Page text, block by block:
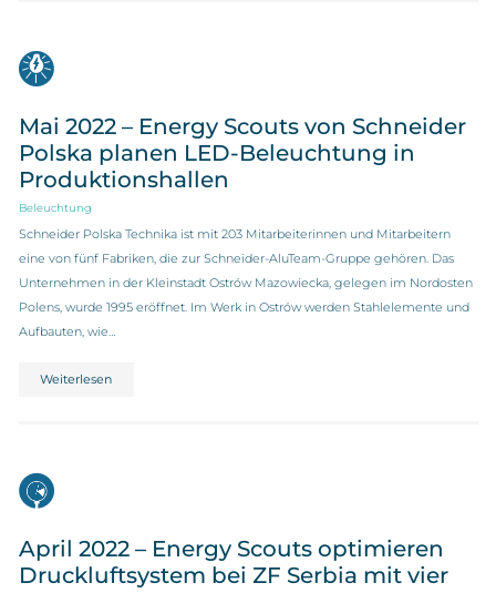
Mai 2022 – Energy Scouts von Schneider
Polska planen LED-Beleuchtung in
Produktionshallen
Beleuchtung
Schneider Polska Technika ist mit 203 Mitarbeiterinnen und Mitarbeitern
eine von fünf Fabriken, die zur Schneider-AluTeam-Gruppe gehören. Das
Unternehmen in der Kleinstadt Ostrów Mazowiecka, gelegen im Nordosten
Polens, wurde 1995 eröffnet. Im Werk in Ostrów werden Stahlelemente und
Aufbauten, wie…
Weiterlesen
April 2022 – Energy Scouts optimieren
Druckluftsystem bei ZF Serbia mit vier